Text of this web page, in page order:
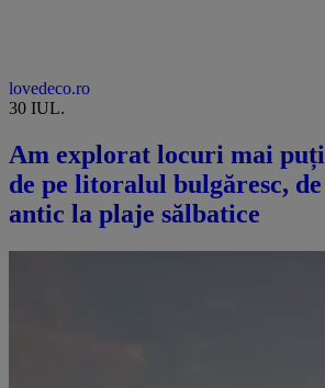
lovedeco.ro
30 IUL.
Am explorat locuri mai
de pe litoralul bulgăresc,
antic la plaje sălbatice